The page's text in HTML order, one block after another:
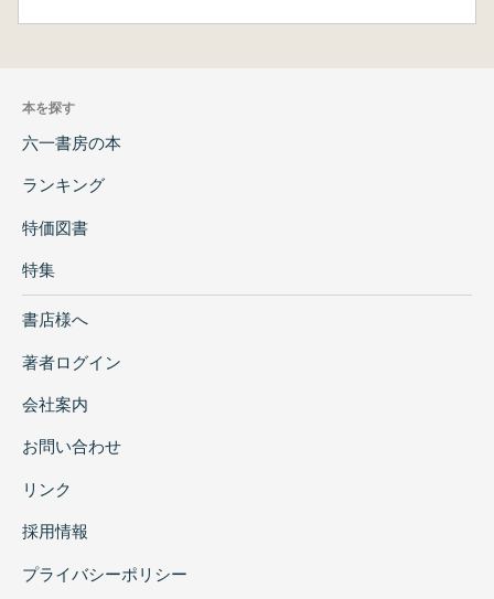
本を探す
六一書房の本
ランキング
特価図書
特集
書店様へ
著者ログイン
会社案内
お問い合わせ
リンク
採用情報
プライバシーポリシー